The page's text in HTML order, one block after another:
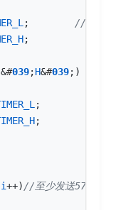
;
;
&#039;H&#039;)
;
;
i++)